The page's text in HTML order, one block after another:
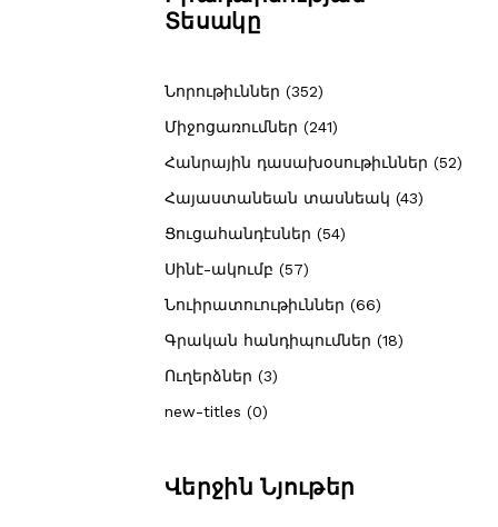
Տեսակը
Նորութիւններ (352)
Միջոցառումներ (241)
Հանրային դասախօսութիւններ (52)
Հայաստանեան տասնեակ (43)
Ցուցահանդէսներ (54)
Սինէ-ակումբ (57)
Նուիրատուութիւններ (66)
Գրական հանդիպումներ (18)
Ուղերձներ (3)
new-titles (0)
Վերջին Նյութեր